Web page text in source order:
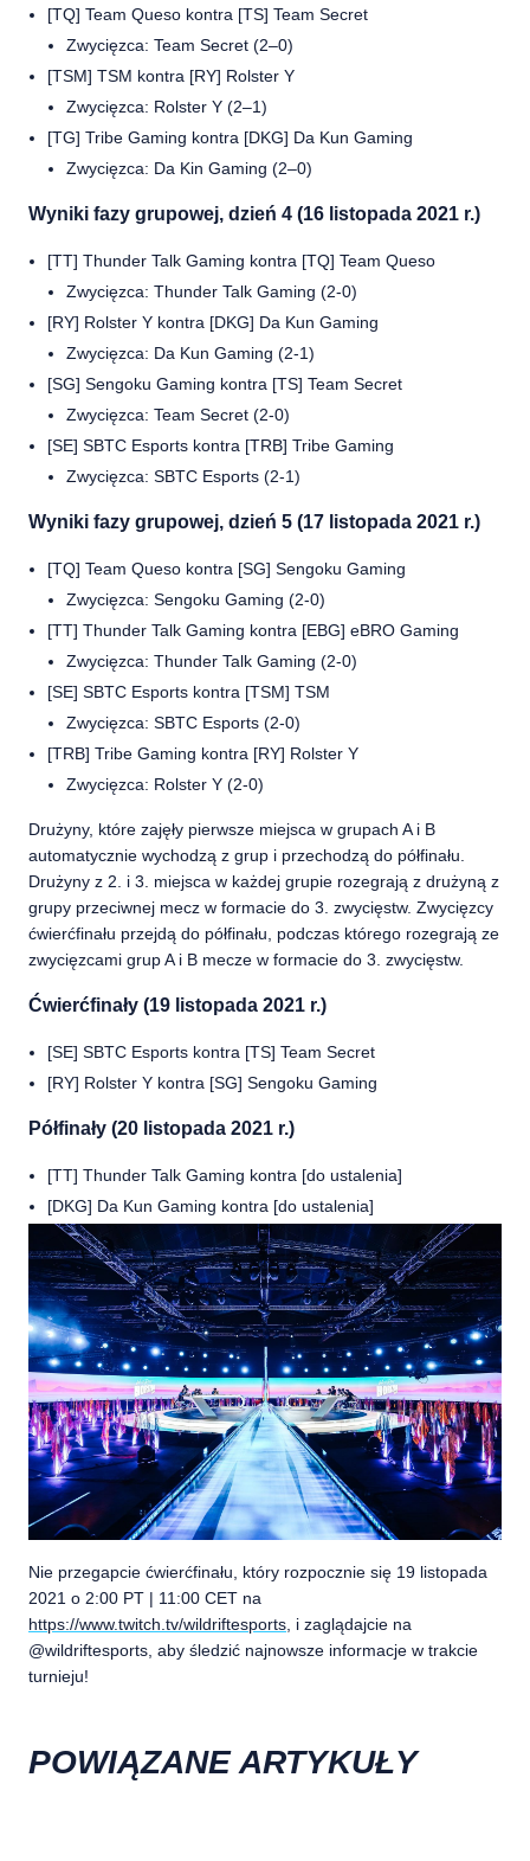
[TQ] Team Queso kontra [TS] Team Secret
Zwycięzca: Team Secret (2–0)
[TSM] TSM kontra [RY] Rolster Y
Zwycięzca: Rolster Y (2–1)
[TG] Tribe Gaming kontra [DKG] Da Kun Gaming
Zwycięzca: Da Kin Gaming (2–0)
Wyniki fazy grupowej, dzień 4 (16 listopada 2021 r.)
[TT] Thunder Talk Gaming kontra [TQ] Team Queso
Zwycięzca: Thunder Talk Gaming (2-0)
[RY] Rolster Y kontra [DKG] Da Kun Gaming
Zwycięzca: Da Kun Gaming (2-1)
[SG] Sengoku Gaming kontra [TS] Team Secret
Zwycięzca: Team Secret (2-0)
[SE] SBTC Esports kontra [TRB] Tribe Gaming
Zwycięzca: SBTC Esports (2-1)
Wyniki fazy grupowej, dzień 5 (17 listopada 2021 r.)
[TQ] Team Queso kontra [SG] Sengoku Gaming
Zwycięzca: Sengoku Gaming (2-0)
[TT] Thunder Talk Gaming kontra [EBG] eBRO Gaming
Zwycięzca: Thunder Talk Gaming (2-0)
[SE] SBTC Esports kontra [TSM] TSM
Zwycięzca: SBTC Esports (2-0)
[TRB] Tribe Gaming kontra [RY] Rolster Y
Zwycięzca: Rolster Y (2-0)
Drużyny, które zajęły pierwsze miejsca w grupach A i B
automatycznie wychodzą z grup i przechodzą do półfinału.
Drużyny z 2. i 3. miejsca w każdej grupie rozegrają z drużyną z
grupy przeciwnej mecz w formacie do 3. zwycięstw. Zwycięzcy
ćwierćfinału przejdą do półfinału, podczas którego rozegrają ze
zwycięzcami grup A i B mecze w formacie do 3. zwycięstw.
Ćwierćfinały (19 listopada 2021 r.)
[SE] SBTC Esports kontra [TS] Team Secret
[RY] Rolster Y kontra [SG] Sengoku Gaming
Półfinały (20 listopada 2021 r.)
[TT] Thunder Talk Gaming kontra [do ustalenia]
[DKG] Da Kun Gaming kontra [do ustalenia]
Nie przegapcie ćwierćfinału, który rozpocznie się 19 listopada
2021 o 2:00 PT | 11:00 CET na
https://www.twitch.tv/wildriftesports , i zaglądajcie na
@wildriftesports, aby śledzić najnowsze informacje w trakcie
turnieju!
POWIĄZANE ARTYKUŁY